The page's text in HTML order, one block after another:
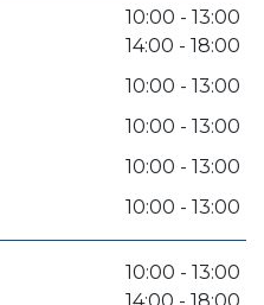
10:00 - 13:00
14:00 - 18:00
10:00 - 13:00
10:00 - 13:00
10:00 - 13:00
10:00 - 13:00
10:00 - 13:00